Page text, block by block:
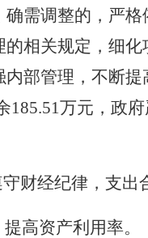
确需调整的，严格
相关规定，细化
部管理，不断提
185.51万元，政府
财经纪律，支出
高资产利用率。